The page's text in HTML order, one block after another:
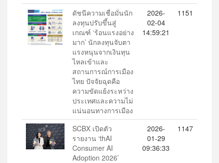
ดัชนีความเชื่อมั่นนัก
ลงทุนปรับขึ้นสู่
เกณฑ์ ‘ร้อนแรงอย่าง
มาก’ นักลงทุนจับตา
แรงหนุนจากเงินทุน
ไหลเข้าและ
สถานการณ์การเมือง
ไทย ปัจจัยฉุดคือ
ความขัดแย้งระหว่าง
ประเทศและความไม่
แน่นอนทางการเมือง
2026-
02-04
14:59:21
1151
SCBX เปิดตัว
รายงาน ‘thAI
Consumer AI
Adoption 2026’
2026-
01-29
09:36:33
1147